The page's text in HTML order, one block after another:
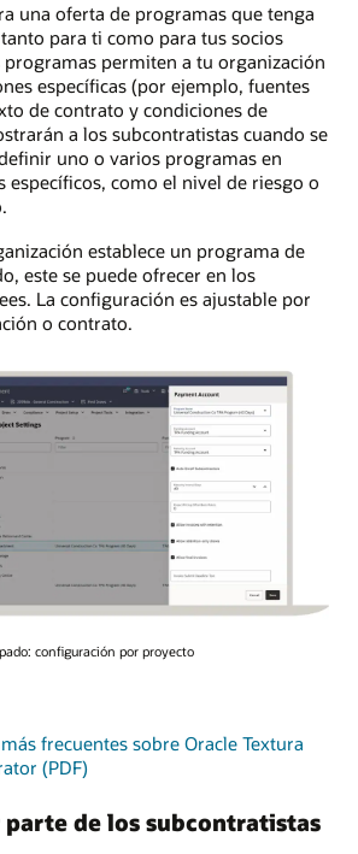
una oferta de programas que tenga
para ti como para tus socios
programas permiten a tu organización
específicas (por ejemplo, fuentes
de contrato y condiciones de
a los subcontratistas cuando se
uno o varios programas en
específicos, como el nivel de riesgo o
establece un programa de
este se puede ofrecer en los
La configuración es ajustable por
o contrato.
configuración por proyecto
frecuentes sobre Oracle Textura
(PDF)
de los subcontratistas